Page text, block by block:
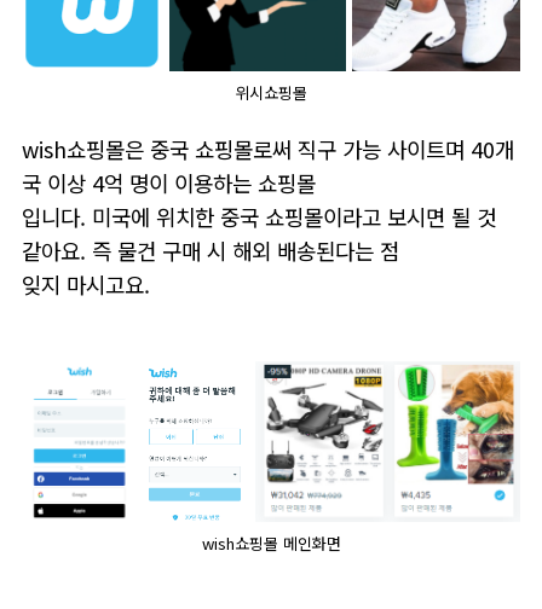
위시쇼핑몰
wish쇼핑몰은 중국 쇼핑몰로써 직구 가능 사이트며 40개
국 이상 4억 명이 이용하는 쇼핑몰
입니다. 미국에 위치한 중국 쇼핑몰이라고 보시면 될 것
같아요. 즉 물건 구매 시 해외 배송된다는 점
잊지 마시고요.
wish쇼핑몰 메인화면